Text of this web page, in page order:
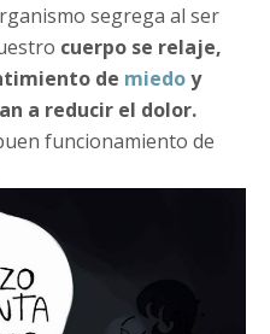
segrega al ser
cuerpo se relaje,
de miedoy
a reducir el dolor.
funcionamiento de